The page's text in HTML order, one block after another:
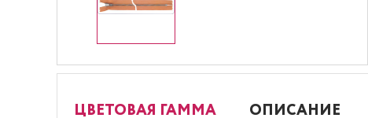
ЦВЕТОВАЯ ГАММА ОПИСАНИЕ